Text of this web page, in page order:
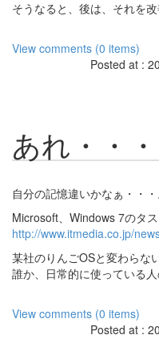
そうなると、後は、それを改
View comments (0 items)
Posted at :
あれ・・
自分の記憶違いかなぁ・・・
Microsoft、Windows 7のタ
http://www.itmedia.co.jp/
某社のりんごOSと変わらな
誰か、日常的に使っている人
View comments (0 items)
Posted at :